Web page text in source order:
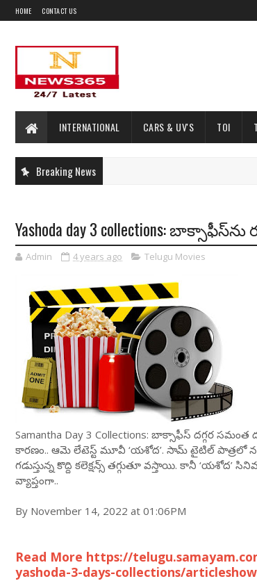
HOME CONTACT US
INTERNATIONAL CARS & UV'S TOI
Breaking News
Yashoda day 3 collections:
Admin 4 years ago Telugu Movies
Samantha Day 3 Collections: బాక్సాఫీస్ దగ్గర
కార‌ణం.. ఆమె లేటెస్ట్ మూవీ ‘యశోద’. సామ్ టైటిల్ పాత్ర‌లో
గ‌డుస్తున్న కొద్ది క‌లెక్ష‌న్స్ త‌గ్గుతూ వ‌స్తాయి. కానీ
వ్యాప్తంగా..
By November 14, 2022 at 01:06PM
Read More https://
yashoda-3-days-collections/